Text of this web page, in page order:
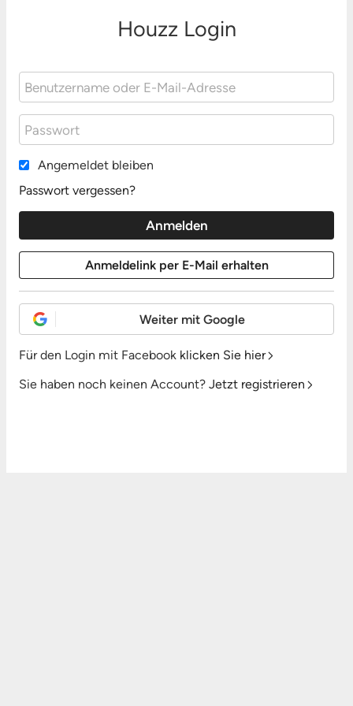
Houzz Login
Angemeldet bleiben
Passwort vergessen?
Weiter mit Google
Für den Login mit Facebook klicken Sie hier
Sie haben noch keinen Account? Jetzt registrieren